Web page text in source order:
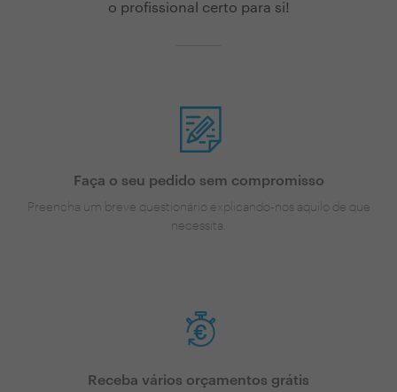
o profissional certo para si!
Faça o seu pedido sem compromisso
Preencha um breve questionário explicando-nos aquilo de que
necessita.
Receba vários orçamentos grátis